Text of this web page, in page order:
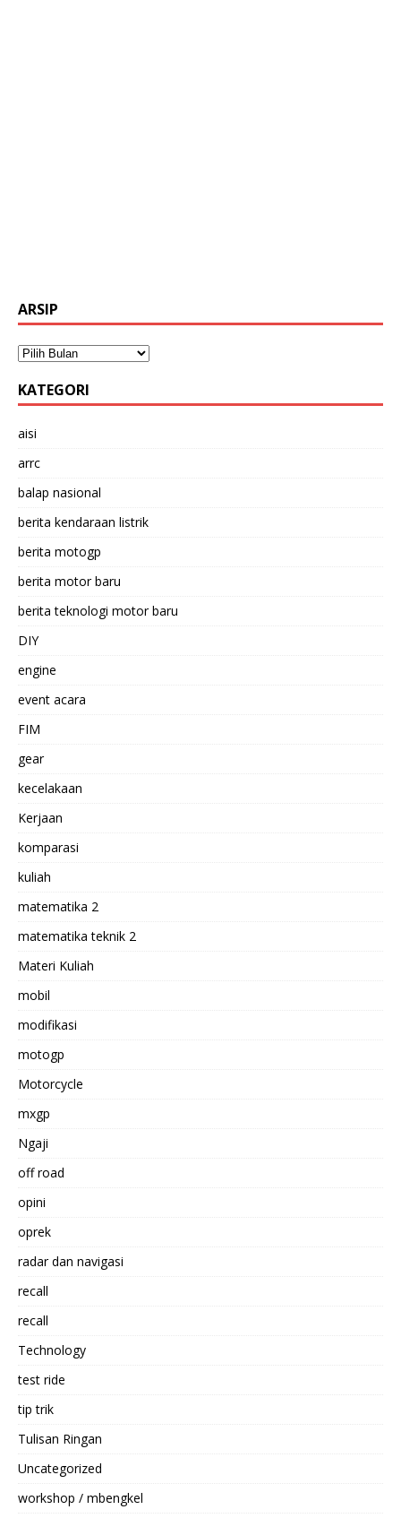
ARSIP
KATEGORI
aisi
arrc
balap nasional
berita kendaraan listrik
berita motogp
berita motor baru
berita teknologi motor baru
DIY
engine
event acara
FIM
gear
kecelakaan
Kerjaan
komparasi
kuliah
matematika 2
matematika teknik 2
Materi Kuliah
mobil
modifikasi
motogp
Motorcycle
mxgp
Ngaji
off road
opini
oprek
radar dan navigasi
recall
recall
Technology
test ride
tip trik
Tulisan Ringan
Uncategorized
workshop / mbengkel